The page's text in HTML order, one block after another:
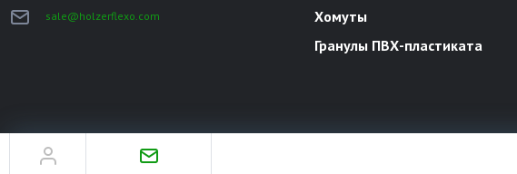
sale@holzerflexo.com
Хомуты
Гранулы ПВХ-пластиката
© Все права защищены. Информация сайта защищена законом об авторских правах.